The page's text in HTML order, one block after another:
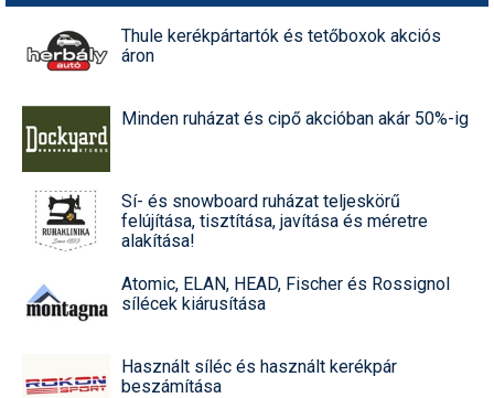
Thule kerékpártartók és tetőboxok akciós
áron
Minden ruházat és cipő akcióban akár 50%-ig
Sí- és snowboard ruházat teljeskörű
felújítása, tisztítása, javítása és méretre
alakítása!
Atomic, ELAN, HEAD, Fischer és Rossignol
sílécek kiárusítása
Használt síléc és használt kerékpár
beszámítása